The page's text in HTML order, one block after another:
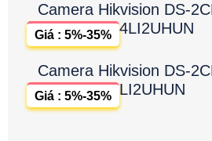
Camera Hikvision DS-
4LI2UHUN
Giá : 5%-35%
Camera Hikvision DS-
LI2UHUN
Giá : 5%-35%